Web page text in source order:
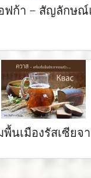
ฟก้า – สัญลักษ
พื้นเมืองรัสเซีย